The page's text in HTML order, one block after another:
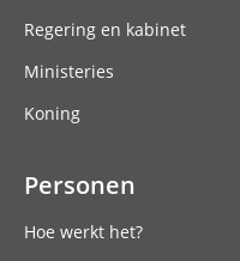
Regering en kabinet
Ministeries
Koning
Personen
Hoe werkt het?